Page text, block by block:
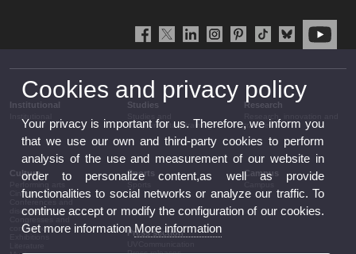
Institutional Studies
complementary training
Research
transfer
Culture
Cinema
discussion
conferences
Sports Campus
Press section
Cookies and privacy policy
Your privacy is important for us. Therefore, we inform you
that we use our own and third-party cookies to perform
analysis of the use and measurement of our website in
order to personalize content,as well as provide
functionalities to social networks or analyze our traffic. To
continue accept or modify the configuration of our cookies.
Get more informationMore information